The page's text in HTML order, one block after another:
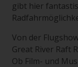
gibt hier
Von der
Great River Raft
Ob Film- und